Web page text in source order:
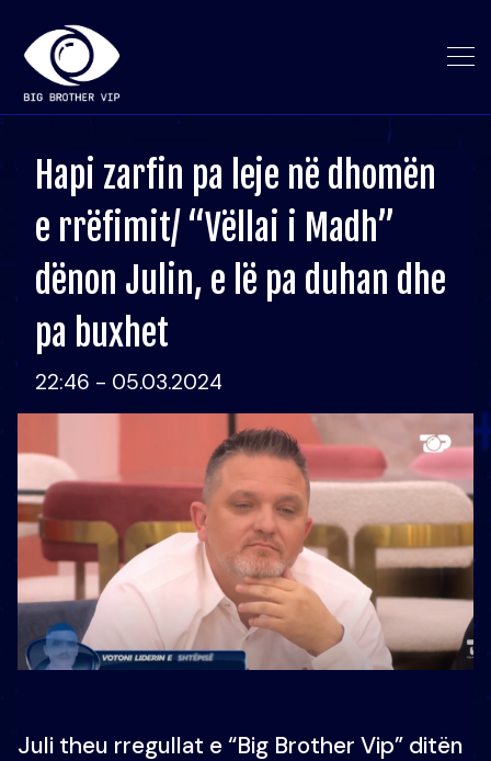
Hapi zarfin pa leje në dhomën
e rrëfimit/ “Vëllai i Madh”
dënon Julin, e lë pa duhan dhe
pa buxhet
22:46 - 05.03.2024
Juli theu rregullat e “Big Brother Vip” ditën